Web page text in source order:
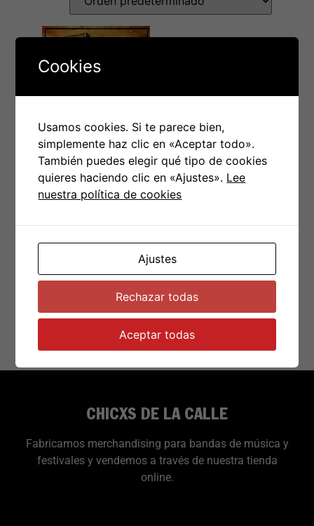
LP Shock – Alta
traición
€12.95
Leer más
CHICXS DE LA CALLE
Fabricamos merchandising para bandas de música y
festivales y vendemos a través de nuestra tienda
online.
Cookies
Usamos cookies. Si te parece bien,
simplemente haz clic en «Aceptar todo».
También puedes elegir qué tipo de cookies
quieres haciendo clic en «Ajustes». Lee
nuestra política de cookies
Ajustes
Rechazar todas
Aceptar todas